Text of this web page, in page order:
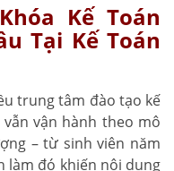
Kế Toán
Tại Kế Toán
trung tâm đào tạo kế
vận hành theo mô
– từ sinh viên năm
làm đó khiến nội dung